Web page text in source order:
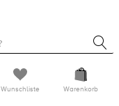
Wunschliste Warenkorb